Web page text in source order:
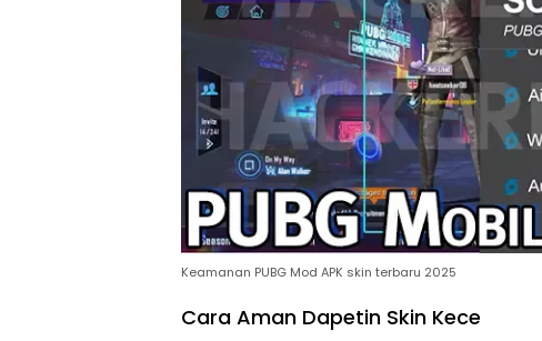
Keamanan PUBG Mod APK skin terbaru 2025
Cara Aman Dapetin Skin Kece